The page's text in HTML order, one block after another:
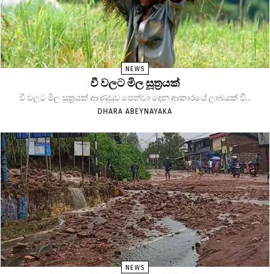
NEWS
වී වලට මිල සූත්‍රයක්
වී වලට මිල සූත්‍රයක් ආණුඩුව පෙන්වා දෙන ආකාරයේ ලාබයක් වී...
DHARA ABEYNAYAKA
NEWS